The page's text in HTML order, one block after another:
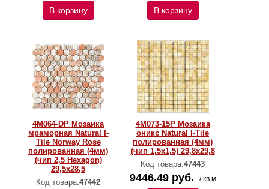
В корзину В корзину
4M064-DP Мозаика
мраморная Natural I-
Тilе Norway Rose
полированная (4мм)
(чип 2,5 Hexagon)
29,5x28,5
Код товара:47442
4M073-15P Мозаика
оникс Natural I-Тilе
полированная (4мм)
(чип 1,5x1,5) 29,8х29,8
Код товара:47443
9446.49 руб. / кв.м